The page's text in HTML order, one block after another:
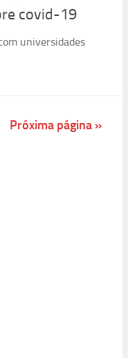
covid-19
universidades
Próxima página »